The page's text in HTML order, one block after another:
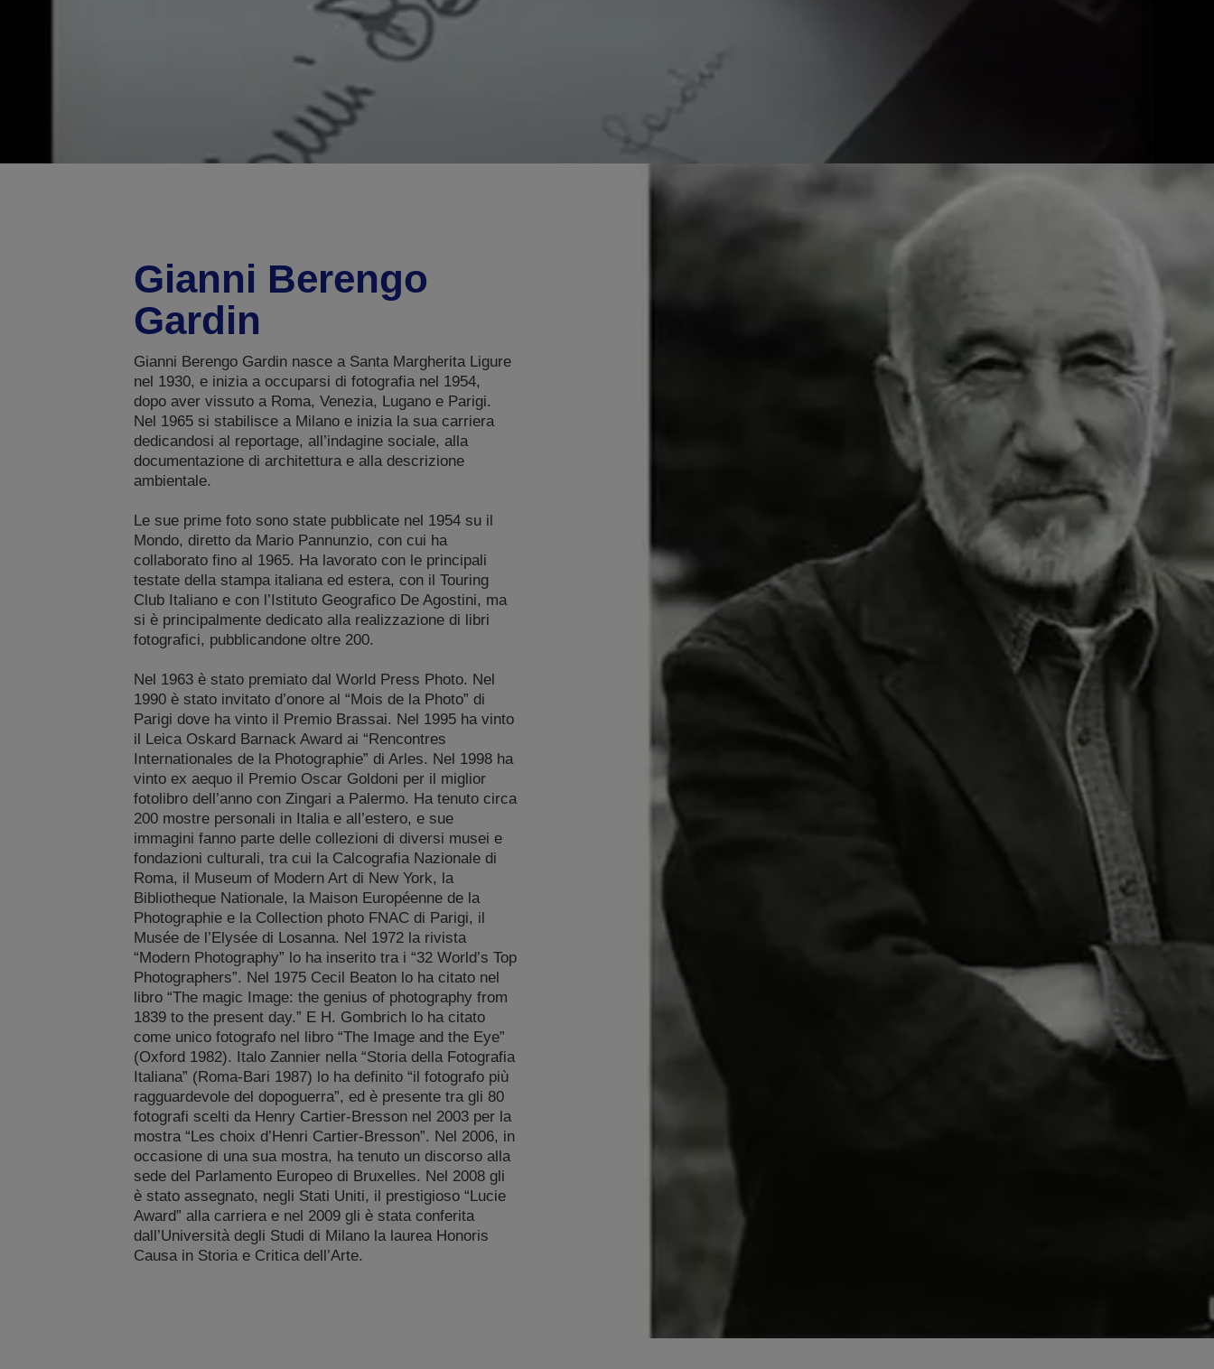
Gianni Berengo
Gardin
Gianni Berengo Gardin nasce a Santa Margherita Ligure
nel 1930, e inizia a occuparsi di fotografia nel 1954,
dopo aver vissuto a Roma, Venezia, Lugano e Parigi.
Nel 1965 si stabilisce a Milano e inizia la sua carriera
dedicandosi al reportage, all’indagine sociale, alla
documentazione di architettura e alla descrizione
ambientale.
Le sue prime foto sono state pubblicate nel 1954 su il
Mondo, diretto da Mario Pannunzio, con cui ha
collaborato fino al 1965. Ha lavorato con le principali
testate della stampa italiana ed estera, con il Touring
Club Italiano e con l’Istituto Geografico De Agostini, ma
si è principalmente dedicato alla realizzazione di libri
fotografici, pubblicandone oltre 200.
Nel 1963 è stato premiato dal World Press Photo. Nel
1990 è stato invitato d’onore al “Mois de la Photo” di
Parigi dove ha vinto il Premio Brassai. Nel 1995 ha vinto
il Leica Oskard Barnack Award ai “Rencontres
Internationales de la Photographie” di Arles. Nel 1998 ha
vinto ex aequo il Premio Oscar Goldoni per il miglior
fotolibro dell’anno con Zingari a Palermo. Ha tenuto circa
200 mostre personali in Italia e all’estero, e sue
immagini fanno parte delle collezioni di diversi musei e
fondazioni culturali, tra cui la Calcografia Nazionale di
Roma, il Museum of Modern Art di New York, la
Bibliotheque Nationale, la Maison Européenne de la
Photographie e la Collection photo FNAC di Parigi, il
Musée de l’Elysée di Losanna. Nel 1972 la rivista
“Modern Photography” lo ha inserito tra i “32 World’s Top
Photographers”. Nel 1975 Cecil Beaton lo ha citato nel
libro “The magic Image: the genius of photography from
1839 to the present day.” E H. Gombrich lo ha citato
come unico fotografo nel libro “The Image and the Eye”
(Oxford 1982). Italo Zannier nella “Storia della Fotografia
Italiana” (Roma-Bari 1987) lo ha definito “il fotografo più
ragguardevole del dopoguerra”, ed è presente tra gli 80
fotografi scelti da Henry Cartier-Bresson nel 2003 per la
mostra “Les choix d’Henri Cartier-Bresson”. Nel 2006, in
occasione di una sua mostra, ha tenuto un discorso alla
sede del Parlamento Europeo di Bruxelles. Nel 2008 gli
è stato assegnato, negli Stati Uniti, il prestigioso “Lucie
Award” alla carriera e nel 2009 gli è stata conferita
dall’Università degli Studi di Milano la laurea Honoris
Causa in Storia e Critica dell’Arte.